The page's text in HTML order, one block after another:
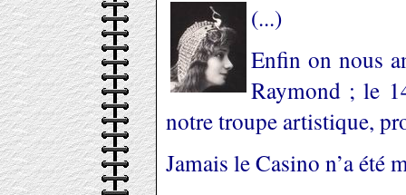
(...)
Enfin on nous
Raymond ; le
notre troupe artistique,
Jamais le Casino n’a